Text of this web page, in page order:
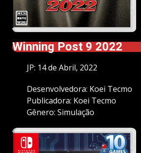
Winning Post 9 2022
JP: 14 de Abril, 2022
Desenvolvedora: Koei Tecmo
Publicadora: Koei Tecmo
Gênero: Simulação